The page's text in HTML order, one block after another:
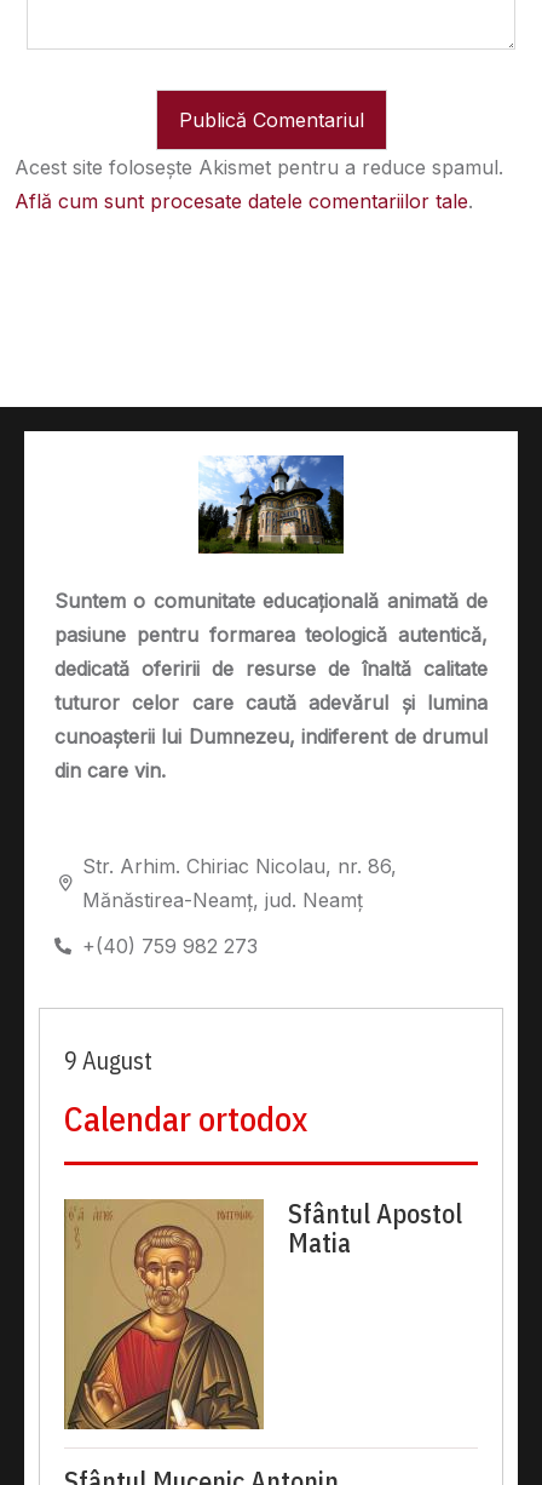
Acest site folosește Akismet pentru a reduce spamul.
Află cum sunt procesate datele comentariilor tale.
Suntem o comunitate educațională animată de
pasiune pentru formarea teologică autentică,
dedicată oferirii de resurse de înaltă calitate
tuturor celor care caută adevărul și lumina
cunoașterii lui Dumnezeu, indiferent de drumul
din care vin.
Str. Arhim. Chiriac Nicolau, nr. 86,
Mănăstirea-Neamț, jud. Neamț
+(40) 759 982 273
9 August
Calendar ortodox
Sfântul Apostol
Matia